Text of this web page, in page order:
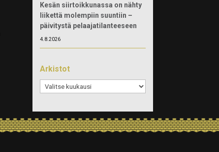
Kesän siirtoikkunassa on nähty
liikettä molempiin suuntiin –
päivitystä pelaajatilanteeseen
4.8.2026
Arkistot
Arkistot